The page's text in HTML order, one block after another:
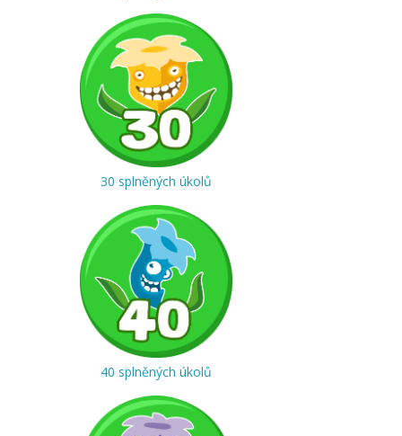
30 splněných úkolů
40 splněných úkolů